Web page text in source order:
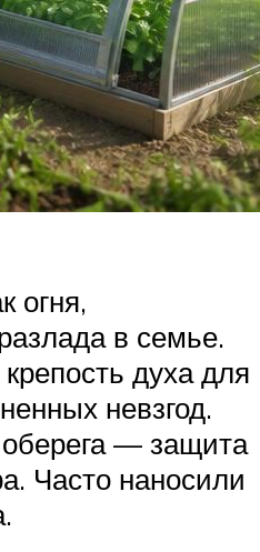
огня,
в семье.
духа для
невзгод.
— защита
Часто наносили